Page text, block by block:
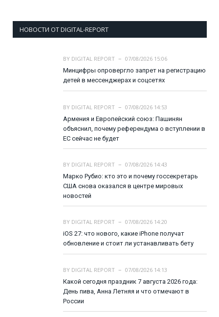
НОВОСТИ ОТ DIGITAL-REPORT
BY DIGITAL REPORT
07/08/2026 15:06
Минцифры опровергло запрет на регистрацию
детей в мессенджерах и соцсетях
BY DIGITAL REPORT
07/08/2026 14:53
Армения и Европейский союз: Пашинян
объяснил, почему референдума о вступлении в
ЕС сейчас не будет
BY DIGITAL REPORT
07/08/2026 14:43
Марко Рубио: кто это и почему госсекретарь
США снова оказался в центре мировых
новостей
BY DIGITAL REPORT
07/08/2026 14:20
iOS 27: что нового, какие iPhone получат
обновление и стоит ли устанавливать бету
BY DIGITAL REPORT
07/08/2026 14:13
Какой сегодня праздник 7 августа 2026 года:
День пива, Анна Летняя и что отмечают в
России